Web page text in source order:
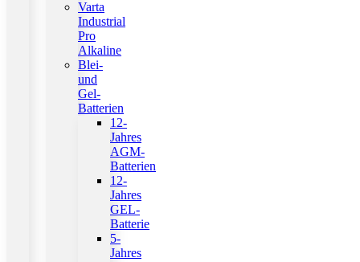
Varta
Industrial
Pro
Alkaline
Blei-
und
Gel-
Batterien
12-
Jahres
AGM-
Batterien
12-
Jahres
GEL-
Batterie
5-
Jahres